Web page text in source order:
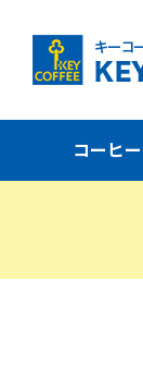
コーヒー